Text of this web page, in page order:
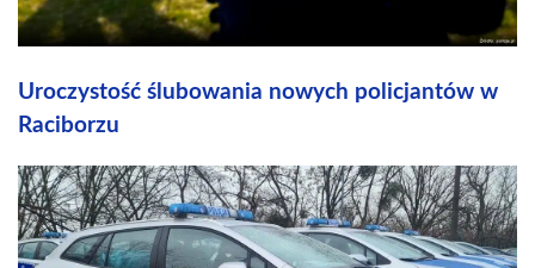
Uroczystość ślubowania nowych policjantów w
Raciborzu